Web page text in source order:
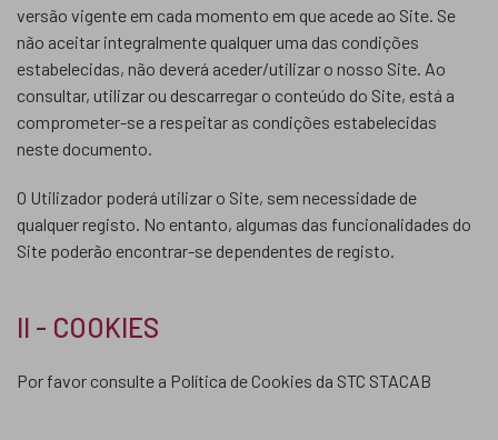
versão vigente em cada momento em que acede ao Site. Se
não aceitar integralmente qualquer uma das condições
estabelecidas, não deverá aceder/utilizar o nosso Site. Ao
consultar, utilizar ou descarregar o conteúdo do Site, está a
comprometer-se a respeitar as condições estabelecidas
neste documento.
O Utilizador poderá utilizar o Site, sem necessidade de
qualquer registo. No entanto, algumas das funcionalidades do
Site poderão encontrar-se dependentes de registo.
II - COOKIES
Por favor consulte a Política de Cookies da STC STACAB